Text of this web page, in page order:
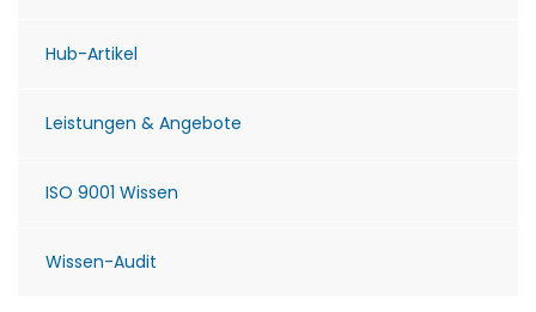
Hub-Artikel
Leistungen & Angebote
ISO 9001 Wissen
Wissen-Audit